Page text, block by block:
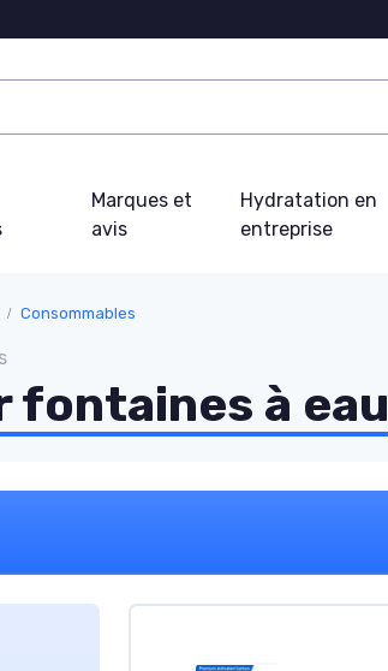
Marques et
avis
Hydratation en
entreprise
Consommables
à eau